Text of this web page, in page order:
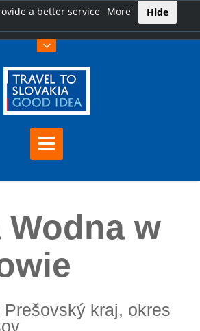
a better service More Hide
w Preszowie
Wodna w
Prešovský kraj, okres